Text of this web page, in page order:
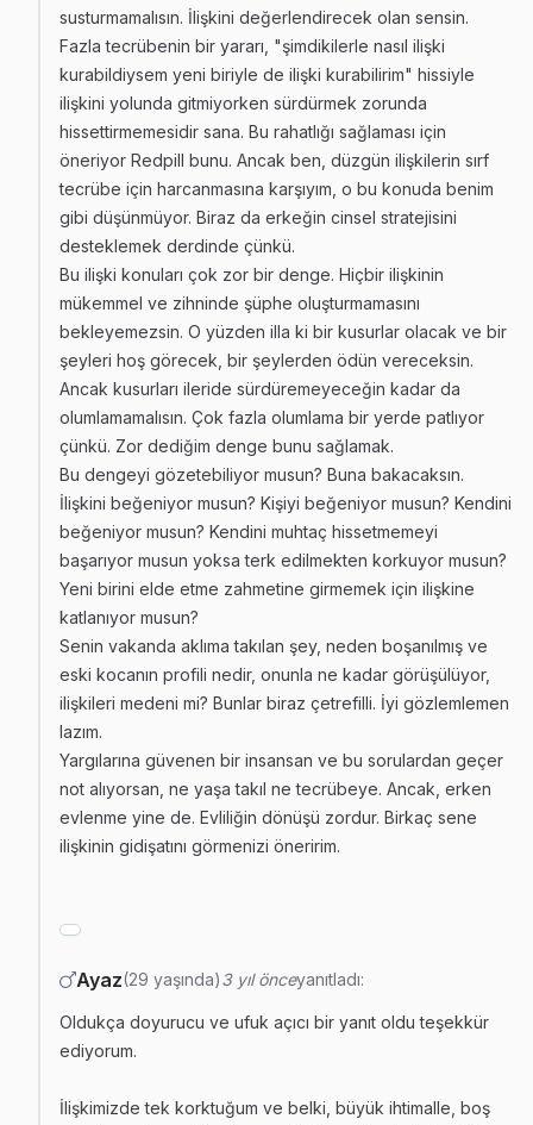
susturmamalısın. İlişkini değerlendirecek olan sensin.
Fazla tecrübenin bir yararı, "şimdikilerle nasıl ilişki
kurabildiysem yeni biriyle de ilişki kurabilirim" hissiyle
ilişkini yolunda gitmiyorken sürdürmek zorunda
hissettirmemesidir sana. Bu rahatlığı sağlaması için
öneriyor Redpill bunu. Ancak ben, düzgün ilişkilerin sırf
tecrübe için harcanmasına karşıyım, o bu konuda benim
gibi düşünmüyor. Biraz da erkeğin cinsel stratejisini
desteklemek derdinde çünkü.
Bu ilişki konuları çok zor bir denge. Hiçbir ilişkinin
mükemmel ve zihninde şüphe oluşturmamasını
bekleyemezsin. O yüzden illa ki bir kusurlar olacak ve bir
şeyleri hoş görecek, bir şeylerden ödün vereceksin.
Ancak kusurları ileride sürdüremeyeceğin kadar da
olumlamamalısın. Çok fazla olumlama bir yerde patlıyor
çünkü. Zor dediğim denge bunu sağlamak.
Bu dengeyi gözetebiliyor musun? Buna bakacaksın.
İlişkini beğeniyor musun? Kişiyi beğeniyor musun? Kendini
beğeniyor musun? Kendini muhtaç hissetmemeyi
başarıyor musun yoksa terk edilmekten korkuyor musun?
Yeni birini elde etme zahmetine girmemek için ilişkine
katlanıyor musun?
Senin vakanda aklıma takılan şey, neden boşanılmış ve
eski kocanın profili nedir, onunla ne kadar görüşülüyor,
ilişkileri medeni mi? Bunlar biraz çetrefilli. İyi gözlemlemen
lazım.
Yargılarına güvenen bir insansan ve bu sorulardan geçer
not alıyorsan, ne yaşa takıl ne tecrübeye. Ancak, erken
evlenme yine de. Evliliğin dönüşü zordur. Birkaç sene
ilişkinin gidişatını görmenizi öneririm.
Ayaz(29 yaşında)3 yıl önceyanıtladı:
Oldukça doyurucu ve ufuk açıcı bir yanıt oldu teşekkür
ediyorum.
İlişkimizde tek korktuğum ve belki, büyük ihtimalle, boş